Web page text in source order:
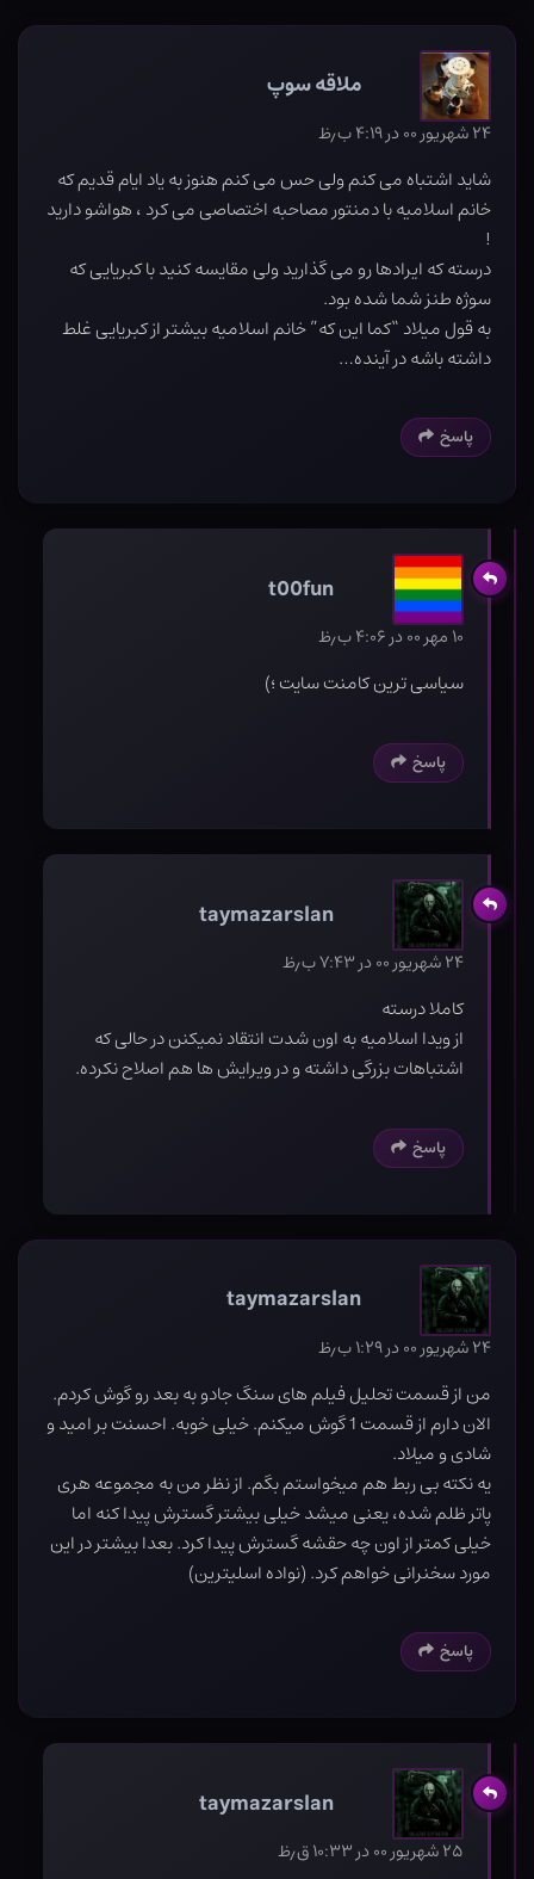
ملاقه سوپ
۲۴ شهریور ۰۰ در ۴:۱۹ ب٫ظ
شاید اشتباه می کنم ولی حس می کنم هنوز به یاد ایام قدیم که
خانم اسلامیه با دمنتور مصاحبه اختصاصی می کرد ، هواشو دارید
!
درسته که ایرادها رو می گذارید ولی مقایسه کنید با کبریایی که
سوژه طنز شما شده بود.
به قول میلاد “کما این که” خانم اسلامیه بیشتر از کبریایی غلط
داشته باشه در آینده…
پاسخ
t00fun
۱۰ مهر ۰۰ در ۴:۰۶ ب٫ظ
سیاسی ترین کامنت سایت ؛)
پاسخ
taymazarslan
۲۴ شهریور ۰۰ در ۷:۴۳ ب٫ظ
کاملا درسته
از ویدا اسلامیه به اون شدت انتقاد نمیکنن در حالی که
اشتباهات بزرگی داشته و در ویرایش ها هم اصلاح نکرده.
پاسخ
taymazarslan
۲۴ شهریور ۰۰ در ۱:۲۹ ب٫ظ
من از قسمت تحلیل فیلم های سنگ جادو به بعد رو گوش کردم.
الان دارم از قسمت 1 گوش میکنم. خیلی خوبه. احسنت بر امید و
شادی و میلاد.
یه نکته بی ربط هم میخواستم بگم. از نظر من به مجموعه هری
پاتر ظلم شده، یعنی میشد خیلی بیشتر گسترش پیدا کنه اما
خیلی کمتر از اون چه حقشه گسترش پیدا کرد. بعدا بیشتر در این
مورد سخنرانی خواهم کرد. (نواده اسلیترین)
پاسخ
taymazarslan
۲۵ شهریور ۰۰ در ۱۰:۳۳ ق٫ظ